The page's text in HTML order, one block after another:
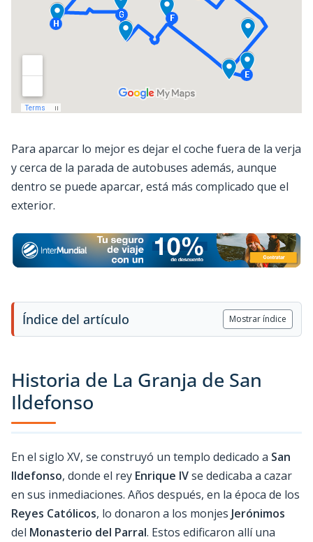
Para aparcar lo mejor es dejar el coche fuera de la verja
y cerca de la parada de autobuses además, aunque
dentro se puede aparcar, está más complicado que el
exterior.
Índice del artículo Mostrar índice
Historia de La Granja de San
Ildefonso
En el siglo XV, se construyó un templo dedicado a San
Ildefonso, donde el rey Enrique IVse dedicaba a cazar
en sus inmediaciones. Años después, en la época de los
Reyes Católicos, lo donaron a los monjes Jerónimos
del Monasterio del Parral. Estos edificaron allí una